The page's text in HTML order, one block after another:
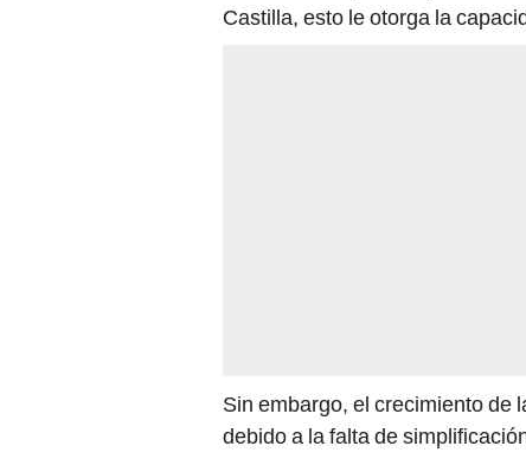
Castilla, esto le otorga la
Sin embargo, el crecimiento de
debido a la falta de